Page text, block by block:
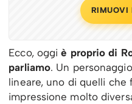
RIMUOVI
Ecco, oggiè proprio di
parliamo. Un
lineare, uno di quelli che
impressione molto